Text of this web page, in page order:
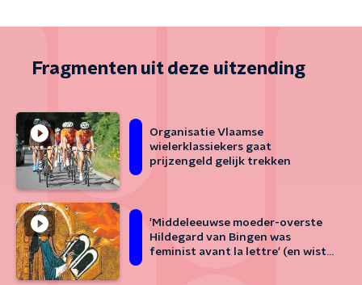
Fragmenten uit deze uitzending
Organisatie Vlaamse
wielerklassiekers gaat
prijzengeld gelijk trekken
'Middeleeuwse moeder-overste
Hildegard van Bingen was
feminist avant la lettre' (en wist